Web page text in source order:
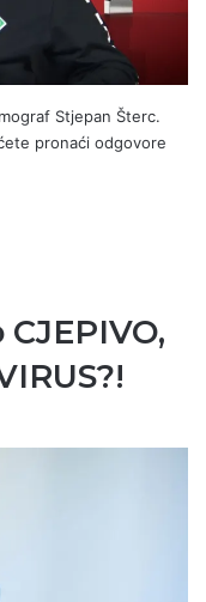
Stjepan Šterc.
pronaći odgovore